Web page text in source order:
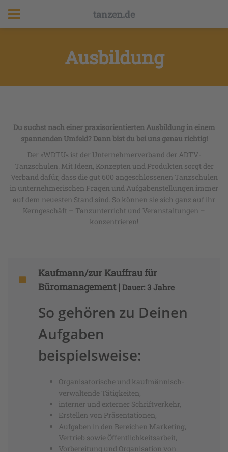
tanzen.de
Ausbildung
Du suchst nach einer praxisorientierten Ausbildung in einem
spannenden Umfeld? Dann bist du bei uns genau richtig!
Der »WDTU« ist der Unternehmerverband der ADTV-
Tanzschulen. Mit Ideen, Konzepten und Produkten sorgt der
Verband dafür, dass die gut 600 angeschlossenen Tanzschulen
in unternehmerischen Fragen und Aufgabenstellungen immer
auf dem neuesten Stand sind. So können sie sich ganz auf ihr
Kerngeschäft – Tanzunterricht und Veranstaltungen –
konzentrieren!
Kaufmann/zur Kauffrau für
Büromanagement | Dauer: 3 Jahre
So gehören zu Deinen
Aufgaben
beispielsweise:
Organisatorische und kaufmännisch-
verwaltende Tätigkeiten,
interner und externer Schriftverkehr,
Erstellen von Präsentationen,
Aufgaben in den Bereichen Marketing,
Vertrieb sowie Öffentlichkeitsarbeit,
Vorbereitung und Organisation von